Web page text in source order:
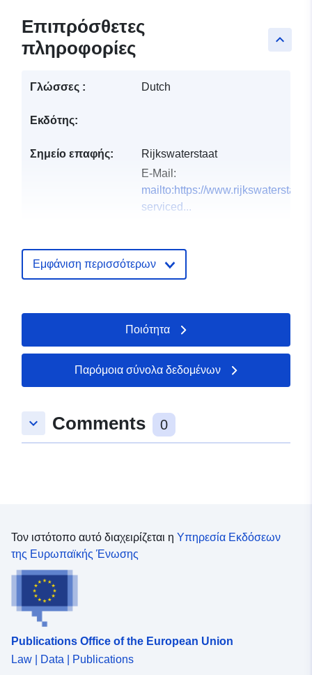
keyboard_arrow_up
Επιπρόσθετες
πληροφορίες
Γλώσσες : Dutch
Εκδότης:
Σημείο επαφής:
Rijkswaterstaat
E-Mail:
mailto:https://
serviced...
καταλόγου:
July 2026
Επικαιροποιήθηκε στα
http://data.europa.eu/88u/dataset/
hoogtebestand-waal-0-5m-dtm-
Εμφάνιση περισσότερων
Ποιότητα
Παρόμοια σύνολα δεδομένων
keyboard_arrow_down Comments 0
Τον ιστότοπο αυτό διαχειρίζεται η Υπηρεσία Εκδόσεων
της Ευρωπαϊκής Ένωσης
Publications Office of the European Union
Law | Data | Publications